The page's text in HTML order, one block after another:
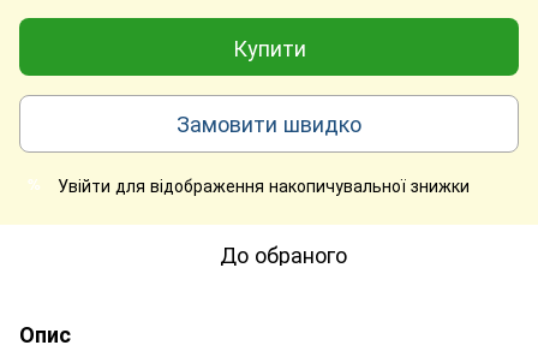
Купити
Замовити швидко
% Увійти для відображення накопичувальної знижки
До обраного
Опис